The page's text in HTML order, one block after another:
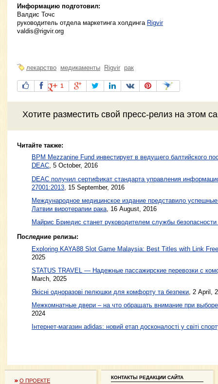
Информацию подготовил:
Валдис Точс
рукoвoдитель отдела маркетинга холдинга Rigvir
valdis@rigvir.org
лекарство медикаменты Rigvir рак
1
Хотите разместить свой пресс-релиз на этом
Читайте также:
BPM Mezzanine Fund инвестирует в ведущего балтийского
DEAC, 5 October, 2016
DEAC получил сертификат стандарта управления
27001:2013 15 September, 2016
Международное медицинское издание представило
Латвии виротерапии рака 16 August, 2016
Майрис Бриедис станет руководителем службы безопасности
Последние релизы:
Exploring KAYA88 Slot Game Malaysia: Best Titles with Link
2025
STATUS TRAVEL — Надежные пассажирские перевозки с
March, 2025
Якісні одноразові пелюшки для комфорту та безпеки , 2 April,
Межкомнатные двери – на что обращать внимание при
2024
Інтернет-магазин adidas: новий етап досконалості у світі
О ПРОЕКТЕ
КОНТАКТЫ РЕДАКЦИИ САЙТА